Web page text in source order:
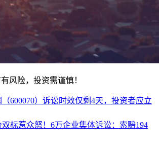
风险，投资需谨慎！
600070）诉讼时效仅剩4天，投资者应立
标惹众怒！6万企业集体诉讼：索赔194